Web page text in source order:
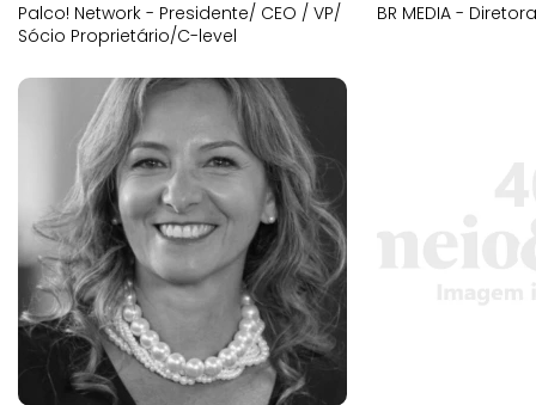
Palco! Network - Presidente/ CEO / VP/
Sócio Proprietário/C-level
BR MEDIA -